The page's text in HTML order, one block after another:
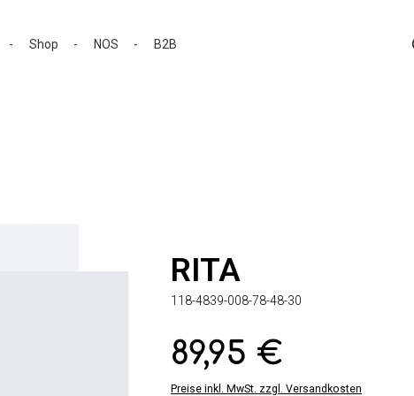
Shop NOS B2B
RITA
118-4839-008-78-48-30
Regulärer Preis:
89,95 €
Preise inkl. MwSt. zzgl. Versandkosten